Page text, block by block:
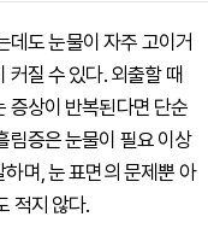
도 눈물이 자주 고이거
커질 수 있다. 외출할 때
증상이 반복된다면 단순
림증은 눈물이 필요 이상
며, 눈 표면의 문제뿐 아
적지 않다.